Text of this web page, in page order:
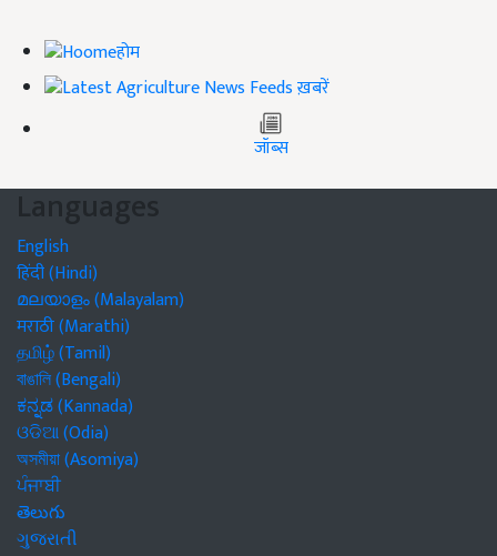
होम
ख़बरें
जॉब्स
Languages
English
हिंदी (Hindi)
മലയാളം (Malayalam)
मराठी (Marathi)
தமிழ் (Tamil)
বাঙালি (Bengali)
ಕನ್ನಡ (Kannada)
ଓଡିଆ (Odia)
অসমীয়া (Asomiya)
ਪੰਜਾਬੀ
తెలుగు
ગુજરાતી